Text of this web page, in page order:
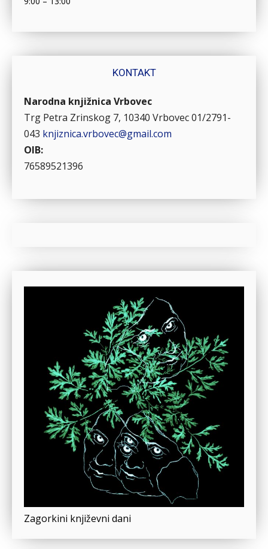
KONTAKT
Narodna knjižnica Vrbovec
Trg Petra Zrinskog 7, 10340 Vrbovec01/2791-
043 knjiznica.vrbovec@gmail.com
OIB:
76589521396
Zagorkini književni dani